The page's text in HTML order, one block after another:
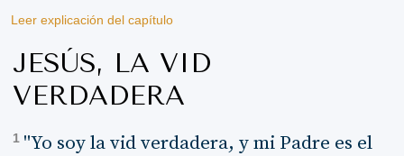
Leer explicación del capítulo
JESÚS, LA VID
VERDADERA
1 "Yo soy la vid verdadera, y mi Padre es el